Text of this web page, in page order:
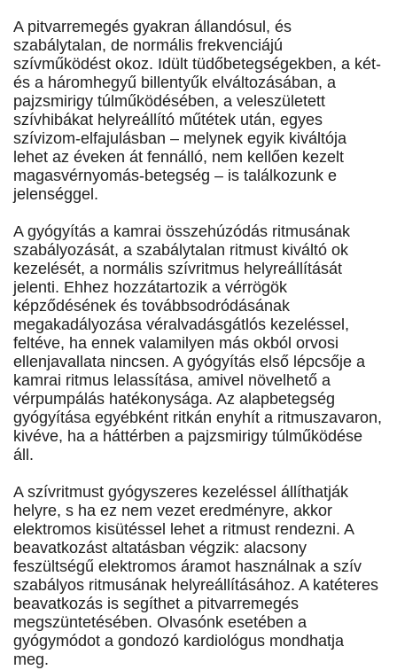
A pitvarremegés gyakran állandósul, és
szabálytalan, de normális frekvenciájú
szívműködést okoz. Idült tüdőbetegségekben, a két-
és a háromhegyű billentyűk elváltozásában, a
pajzsmirigy túlműködésében, a veleszületett
szívhibákat helyreállító műtétek után, egyes
szívizom-elfajulásban – melynek egyik kiváltója
lehet az éveken át fennálló, nem kellően kezelt
magasvérnyomás-betegség – is találkozunk e
jelenséggel.
A gyógyítás a kamrai összehúzódás ritmusának
szabályozását, a szabálytalan ritmust kiváltó ok
kezelését, a normális szívritmus helyreállítását
jelenti. Ehhez hozzátartozik a vérrögök
képződésének és továbbsodródásának
megakadályozása véralvadásgátlós kezeléssel,
feltéve, ha ennek valamilyen más okból orvosi
ellenjavallata nincsen. A gyógyítás első lépcsője a
kamrai ritmus lelassítása, amivel növelhető a
vérpumpálás hatékonysága. Az alapbetegség
gyógyítása egyébként ritkán enyhít a ritmuszavaron,
kivéve, ha a háttérben a pajzsmirigy túlműködése
áll.
A szívritmust gyógyszeres kezeléssel állíthatják
helyre, s ha ez nem vezet eredményre, akkor
elektromos kisütéssel lehet a ritmust rendezni. A
beavatkozást altatásban végzik: alacsony
feszültségű elektromos áramot használnak a szív
szabályos ritmusának helyreállításához. A katéteres
beavatkozás is segíthet a pitvarremegés
megszüntetésében. Olvasónk esetében a
gyógymódot a gondozó kardiológus mondhatja
meg.